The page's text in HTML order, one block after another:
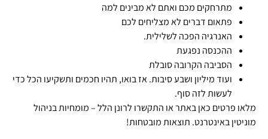
מתרחקים מכם ואתם לא מבינים למה
פתאום דברים לא מצליחים לכם
האנרגיה הפכה לשלילית.
ההכנסה נפגעת
הסביבה הקרובה סובלת
ועוד מיליון ושבע סיבות. אז בואו, תהיו חכמים ותשקיעו הכל כדי
לעשות לזה סוף.
מלאו פרטים כאן באתר או התקשרו לרונן הלל – מומחיות בניהול
מוניטין באינטרנט. תוצאות מובטחות!